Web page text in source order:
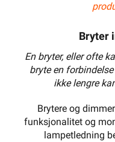
Bryter
En bryter, eller ofte
bryte en
ikke lengre
Brytere og
funksjonalitet og
lampetledning